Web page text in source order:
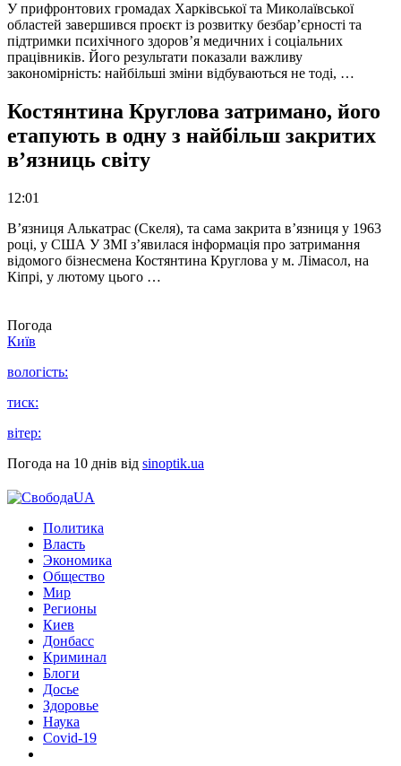
У прифронтових громадах Харківської та Миколаївської
областей завершився проєкт із розвитку безбар’єрності та
підтримки психічного здоров’я медичних і соціальних
працівників. Його результати показали важливу
закономірність: найбільші зміни відбуваються не тоді, …
Костянтина Круглова затримано, його
етапують в одну з найбільш закритих
в’язниць світу
12:01
В’язниця Алькатрас (Скеля), та сама закрита в’язниця у 1963
році, у США У ЗМІ з’явилася інформація про затримання
відомого бізнесмена Костянтина Круглова у м. Лімасол, на
Кіпрі, у лютому цього …
Погода
Київ
вологість:
тиск:
вітер:
Погода на 10 днів від sinoptik.ua
Политика
Власть
Экономика
Общество
Мир
Регионы
Киев
Донбасс
Криминал
Блоги
Досье
Здоровье
Наука
Covid-19